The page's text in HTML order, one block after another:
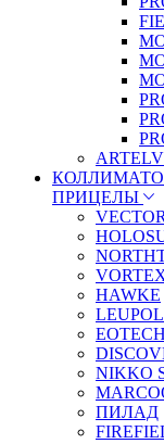
ARTELV
ПРИЦЕЛЫ
HAWKE
NIKKO
ПИЛАД